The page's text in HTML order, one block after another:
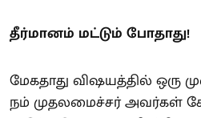
தீர்மானம் மட்டும் போதாது!
மேகதாது விஷயத்தில் ஒரு
நம் முதலமைச்சர் அவர்கள்